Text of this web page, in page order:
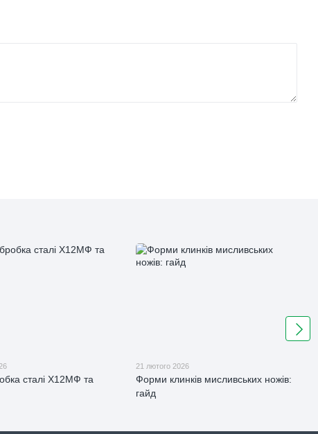
сталі Х12МФ та
21 лютого 2026
Форми клинків мисливських ножів:
гайд